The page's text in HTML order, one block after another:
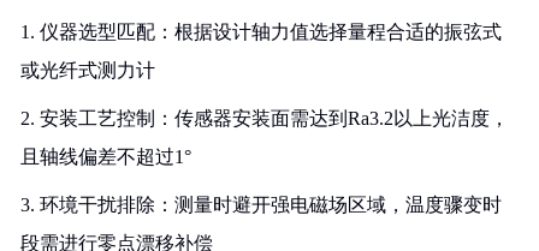
1. 仪器选型匹配：根据设计轴力值选择量程合适的振弦式
或光纤式测力计
2. 安装工艺控制：传感器安装面需达到Ra3.2以上光洁度，
且轴线偏差不超过1°
3. 环境干扰排除：测量时避开强电磁场区域，温度骤变时
段需进行零点漂移补偿